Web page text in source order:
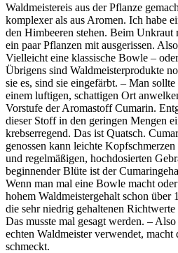
Waldmeistereis aus der Pflanze
komplexer als aus Aromen. Ich habe
den Himbeeren stehen. Beim Unkraut
ein paar Pflanzen mit ausgerissen.
Vielleicht eine klassische Bowle –
Übrigens sind Waldmeisterprodukte
sie es, sind sie eingefärbt. – Man
einem luftigen, schattigen Ort
Vorstufe der Aromastoff Cumarin.
dieser Stoff in den geringen Mengen
krebserregend. Das ist Quatsch.
genossen kann leichte
und regelmäßigen, hochdosierten
beginnender Blüte ist der
Wenn man mal eine Bowle macht
hohem Waldmeistergehalt schon über
die sehr niedrig gehaltenen
Das musste mal gesagt werden. –
echten Waldmeister verwendet, macht
schmeckt.